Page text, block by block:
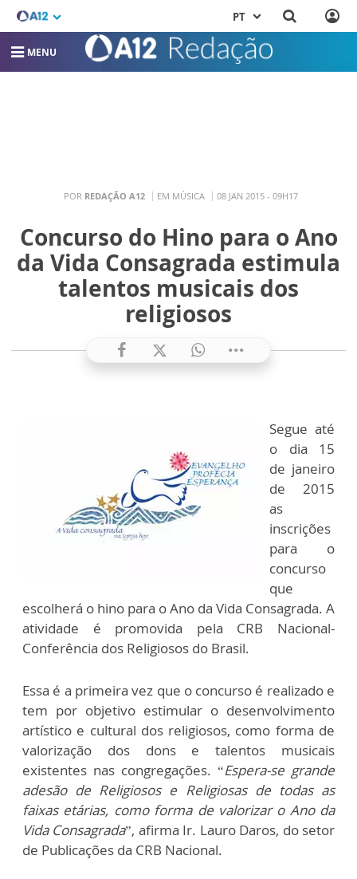
PT
MENU
POR REDAÇÃO A12 EM MÚSICA 08 JAN 2015 - 09H17
Concurso do Hino para o Ano
da Vida Consagrada estimula
talentos musicais dos
religiosos
Segue até
o dia 15
de janeiro
de 2015
as
inscrições
para o
concurso
que
escolherá o hino para o Ano da Vida Consagrada. A
atividade é promovida pela CRB Nacional-
Conferência dos Religiosos do Brasil.
Essa é a primeira vez que o concurso é realizado e
tem por objetivo estimular o desenvolvimento
artístico e cultural dos religiosos, como forma de
valorização dos dons e talentos musicais
existentes nas congregações. “Espera-se grande
adesão de Religiosos e Religiosas de todas as
faixas etárias, como forma de valorizar o Ano da
Vida Consagrada”, afirma Ir. Lauro Daros, do setor
de Publicações da CRB Nacional.